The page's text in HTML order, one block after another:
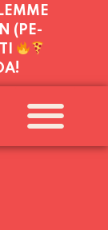
SU
16.8.
(PE-